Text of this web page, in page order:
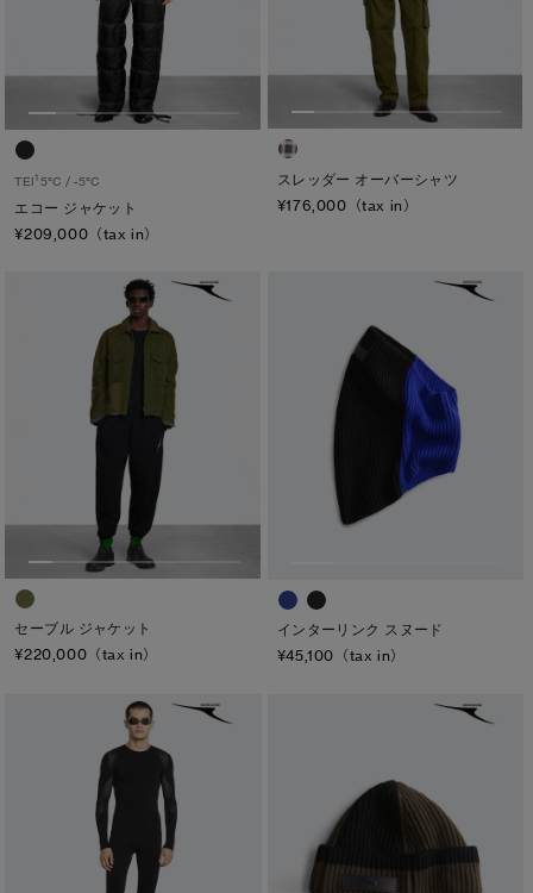
TEI1 5°C / -5°C
エコー ジャケット
¥209,000（tax in）
スレッダー オーバーシャツ
¥176,000（tax in）
セーブル ジャケット
¥220,000（tax in）
インターリンク スヌード
¥45,100（tax in）